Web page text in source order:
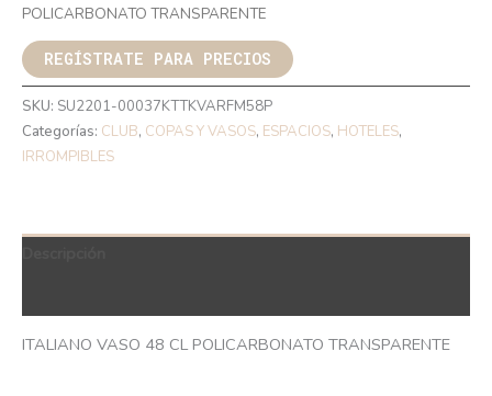
POLICARBONATO TRANSPARENTE
REGÍSTRATE PARA PRECIOS
SKU: SU2201-00037KTTKVARFM58P
Categorías: CLUB, COPAS Y VASOS, ESPACIOS, HOTELES,
IRROMPIBLES
ITALIANO VASO 48 CL POLICARBONATO TRANSPARENTE